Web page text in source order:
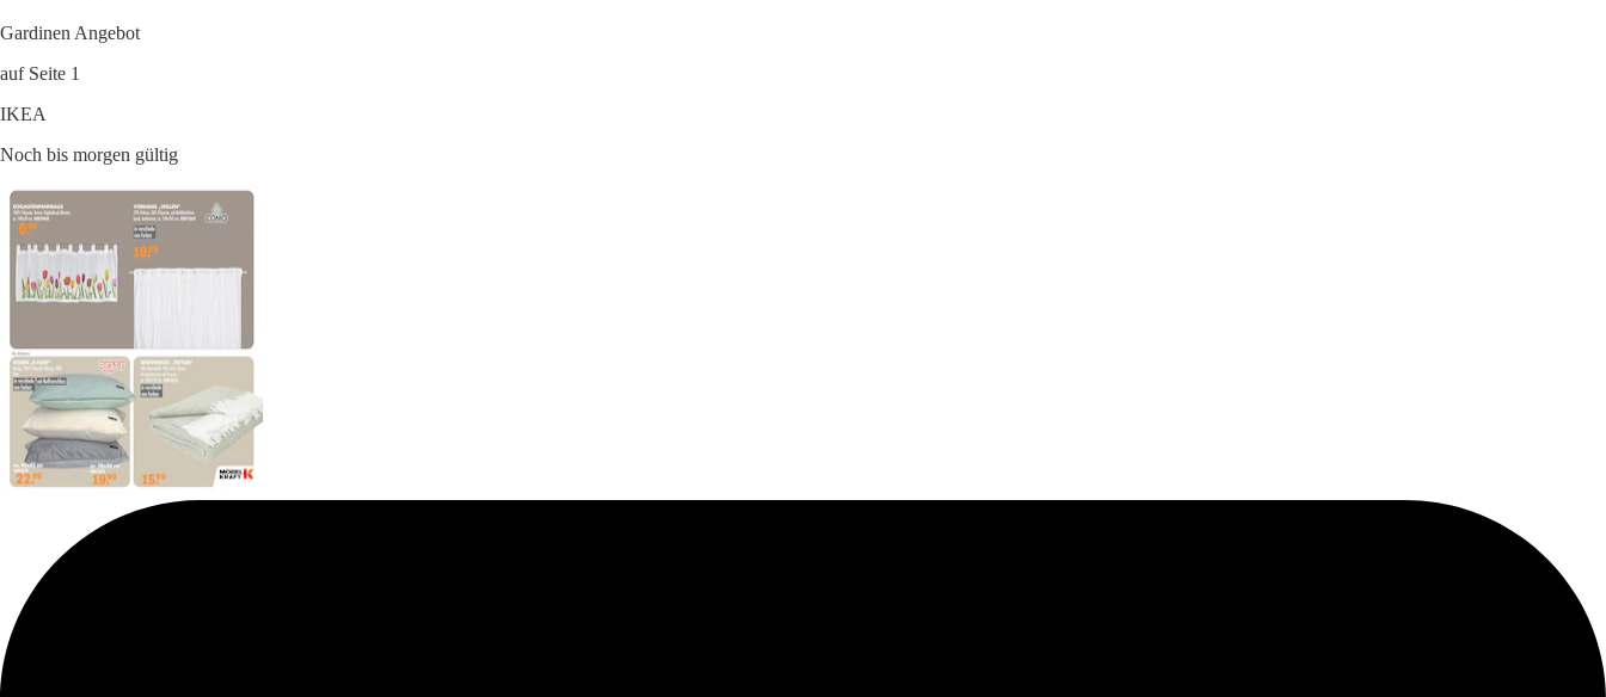
Gardinen Angebot
auf Seite 1
IKEA
Noch bis morgen gültig